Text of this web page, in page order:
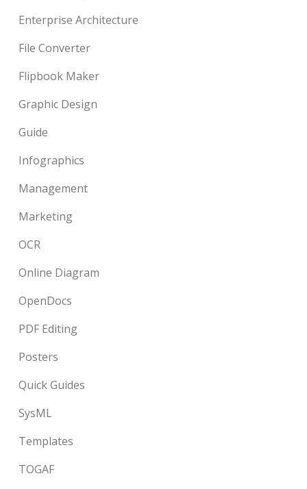
Enterprise Architecture
File Converter
Flipbook Maker
Graphic Design
Guide
Infographics
Management
Marketing
OCR
Online Diagram
OpenDocs
PDF Editing
Posters
Quick Guides
SysML
Templates
TOGAF